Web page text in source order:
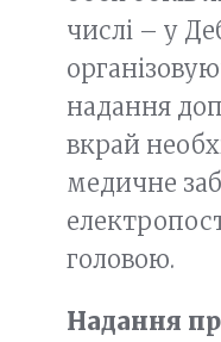
числі – у
надання
вкрай
медичне
головою.
Надання